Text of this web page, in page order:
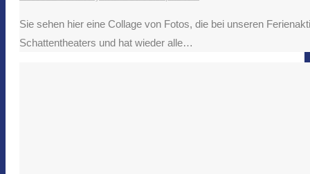
Sie sehen hier eine Collage von Fotos, die bei unseren
Schattentheaters und hat wieder alle…